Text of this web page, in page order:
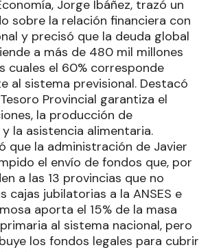
Jorge Ibáñez, trazó un
sobre la relación financiera con
y precisó que la deuda global
a más de 480 mil millones
cuales el 60% corresponde
al sistema previsional. Destacó
Provincial garantiza el
la producción de
la asistencia alimentaria.
que la administración de Javier
el envío de fondos que, por
a las 13 provincias que no
cajas jubilatorias a la ANSES e
aporta el 15% de la masa
al sistema nacional, pero
los fondos legales para cubrir